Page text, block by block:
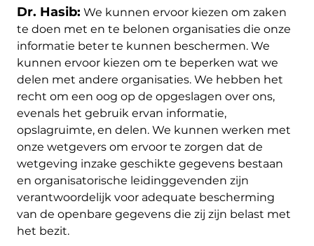
Dr. Hasib: We kunnen ervoor kiezen om zaken
te doen met en te belonen organisaties die onze
informatie beter te kunnen beschermen. We
kunnen ervoor kiezen om te beperken wat we
delen met andere organisaties. We hebben het
recht om een ​​oog op de opgeslagen over ons,
evenals het gebruik ervan informatie,
opslagruimte, en delen. We kunnen werken met
onze wetgevers om ervoor te zorgen dat de
wetgeving inzake geschikte gegevens bestaan ​​
en organisatorische leidinggevenden zijn
verantwoordelijk voor adequate bescherming
van de openbare gegevens die zij zijn belast met
het bezit.